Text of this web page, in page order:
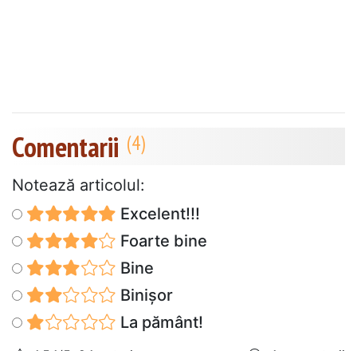
Comentarii
Notează articolul:
Excelent!!!
Foarte bine
Bine
Binișor
La pământ!